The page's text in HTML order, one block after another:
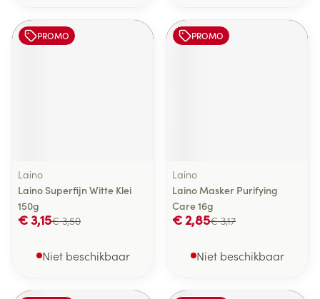
PROMO
Laino
Laino Superfijn Witte Klei
150g
€ 3,50
€ 3,15
Niet beschikbaar
PROMO
Laino
Laino Masker Purifying
Care 16g
€ 3,17
€ 2,85
Niet beschikbaar